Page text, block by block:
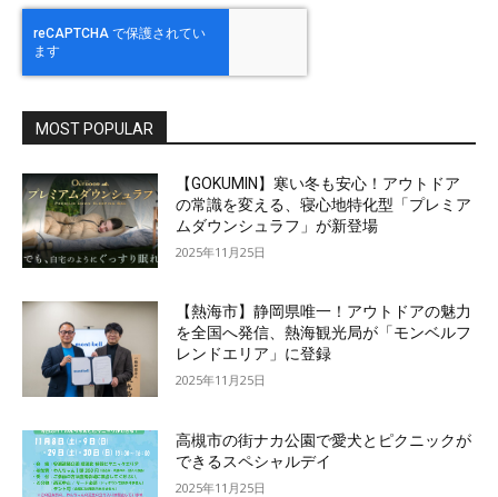
MOST POPULAR
【GOKUMIN】寒い冬も安心！アウトドア
の常識を変える、寝心地特化型「プレミア
ムダウンシュラフ」が新登場
2025年11月25日
【熱海市】静岡県唯一！アウトドアの魅力
を全国へ発信、熱海観光局が「モンベルフ
レンドエリア」に登録
2025年11月25日
高槻市の街ナカ公園で愛犬とピクニックが
できるスペシャルデイ
2025年11月25日